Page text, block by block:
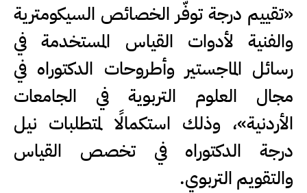
«تقييم درجة توفّر الخصائص السيكومترية
والفنية لأدوات القياس المستخدمة في
رسائل الماجستير وأطروحات الدكتوراه في
مجال العلوم التربوية في الجامعات
الأردنية»، وذلك استكمالًا لمتطلبات نيل
درجة الدكتوراه في تخصص القياس
والتقويم التربوي.